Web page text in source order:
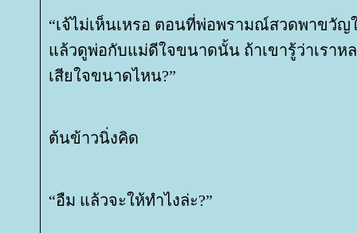
“เจ้ไม่เห็นเหรอ ตอนที่พ่อพรามณ์สวดพาขวั
ล้วดูพ่อกับแม่ดีใจขนาดนั้น ถ้าเขารู้ว่าเราห
เสียใจขนาดไหน?”
ต้นข้าวนิ่งคิด
“อืม แล้วจะให้ทำไงล่ะ?”